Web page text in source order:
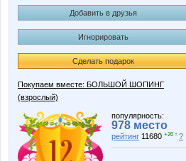
Добавить в друзья
Игнорировать
Сделать подарок
Покупаем вместе: БОЛЬШОЙ ШОПИНГ
(взрослый)
популярность:
978 место
рейтинг 11680 +20 ↑ ?